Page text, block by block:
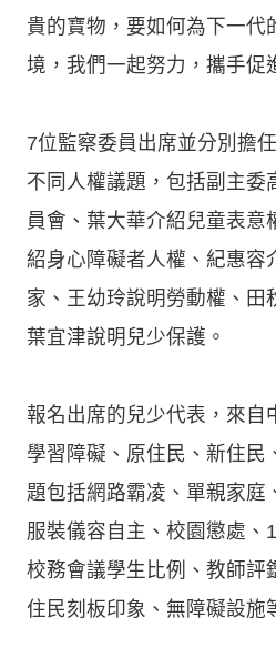
貴的寶物，要如何為下一代
境，我們一起努力，攜手促
7位監察委員出席並分別擔
不同人權議題，包括副主委
員會、葉大華介紹兒童表意
紹身心障礙者人權、紀惠容
家、王幼玲說明勞動權、田
葉宜津說明兒少保護。
報名出席的兒少代表，來自
學習障礙、原住民、新住民
題包括網路霸凌、單親家庭
服裝儀容自主、校園懲處、
校務會議學生比例、教師評
住民刻板印象、無障礙設施